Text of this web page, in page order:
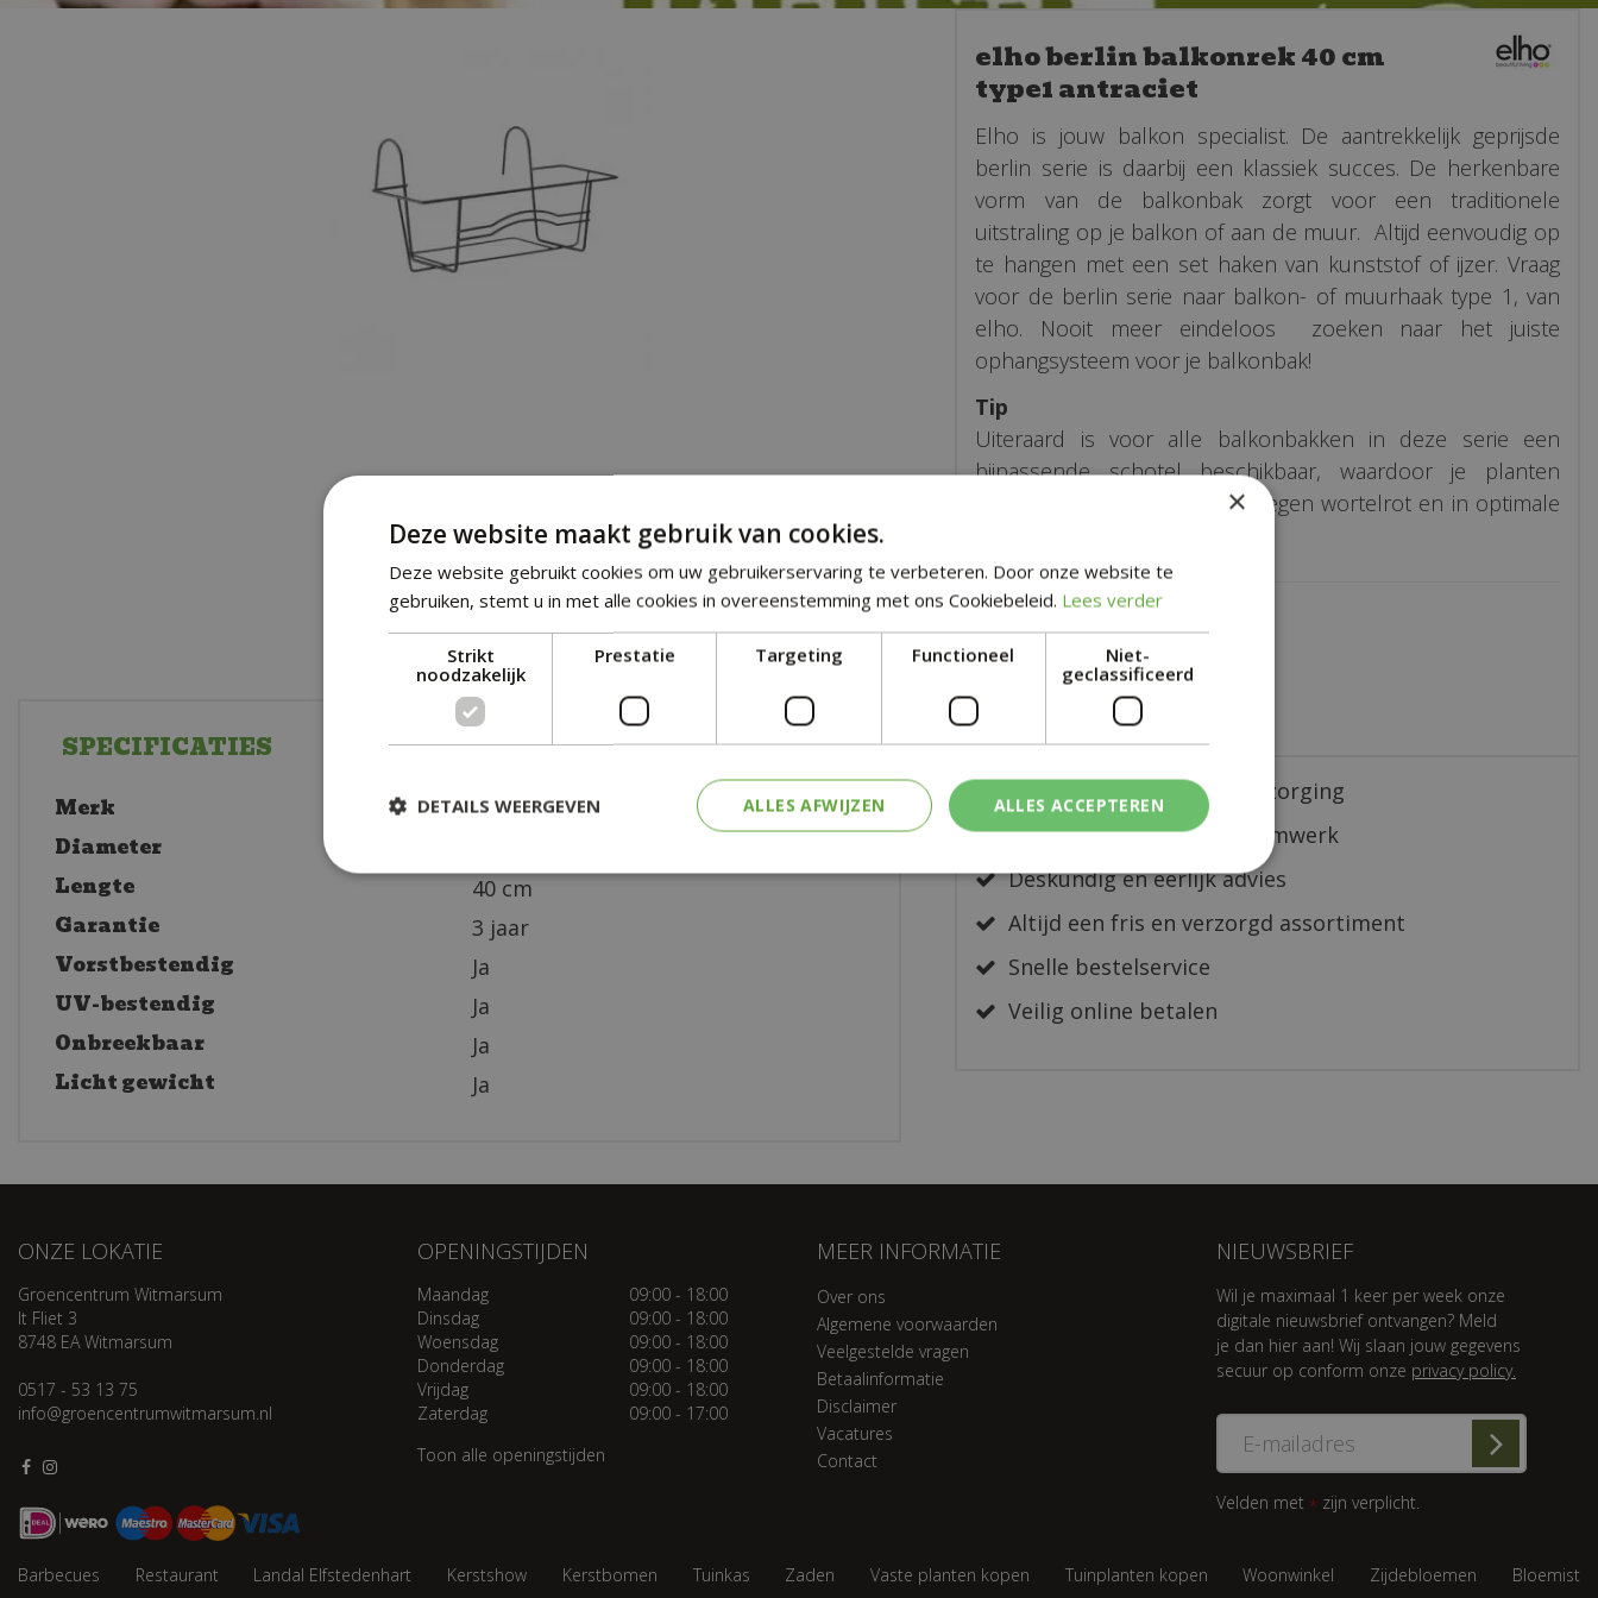
elho berlin balkonrek 40 cm
type1 antraciet
Elho is jouw balkon specialist. De aantrekkelijk geprijsde
berlin serie is daarbij een klassiek succes. De herkenbare
vorm van de balkonbak zorgt voor een traditionele
uitstraling op je balkon of aan de muur. Altijd eenvoudig op
te hangen met een set haken van kunststof of ijzer. Vraag
voor de berlin serie naar balkon- of muurhaak type 1, van
elho. Nooit meer eindeloos zoeken naar het juiste
ophangsysteem voor je balkonbak!
Tip
Uiteraard is voor alle balkonbakken in deze serie een
bijpassende schotel beschikbaar, waardoor je planten
volledig worden beschermd tegen wortelrot en in optimale
€12,19
Een snelle en correcte bezorging
Zeer sterk in al jouw bloemwerk
Deskundig en eerlijk advies
Altijd een fris en verzorgd assortiment
Snelle bestelservice
Veilig online betalen
SPECIFICATIES
Merk Elho
Diameter
Lengte 40 cm
Garantie 3 jaar
Vorstbestendig Ja
UV-bestendig Ja
Onbreekbaar Ja
Licht gewicht Ja
ONZE LOKATIE
Groencentrum Witmarsum
It Fliet 3
8748 EA Witmarsum
0517 - 53 13 75
info@groencentrumwitmarsum.nl
OPENINGSTIJDEN
Maandag
09:00 - 18:00
Dinsdag
09:00 - 18:00
Woensdag
09:00 - 18:00
Donderdag
09:00 - 18:00
Vrijdag
09:00 - 18:00
Zaterdag
09:00 - 17:00
Toon alle openingstijden
MEER INFORMATIE
Over ons
Algemene voorwaarden
Veelgestelde vragen
Betaalinformatie
Disclaimer
Vacatures
Contact
NIEUWSBRIEF
Wil je maximaal 1 keer per week onze
digitale nieuwsbrief ontvangen? Meld
je dan hier aan! Wij slaan jouw gegevens
secuur op conform onze privacy policy.
Velden met * zijn verplicht.
Barbecues Restaurant Landal Elfstedenhart Kerstshow Kerstbomen Tuinkas Zaden Vaste planten kopen Tuinplanten kopen Woonwinkel Zijdebloemen Bloemist
×
Deze website maakt gebruik van cookies.
Deze website gebruikt cookies om uw gebruikerservaring te verbeteren. Door onze website te
gebruiken, stemt u in met alle cookies in overeenstemming met ons Cookiebeleid. Lees verder
Strikt
noodzakelijk
Prestatie Targeting Functioneel
Niet-
geclassificeerd
ALLES ACCEPTEREN
ALLES AFWIJZEN
DETAILS WEERGEVEN